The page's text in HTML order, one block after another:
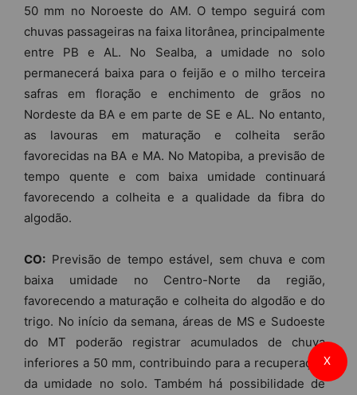
50 mm no Noroeste do AM. O tempo seguirá com
chuvas passageiras na faixa litorânea, principalmente
entre PB e AL. No Sealba, a umidade no solo
permanecerá baixa para o feijão e o milho terceira
safras em floração e enchimento de grãos no
Nordeste da BA e em parte de SE e AL. No entanto,
as lavouras em maturação e colheita serão
favorecidas na BA e MA. No Matopiba, a previsão de
tempo quente e com baixa umidade continuará
favorecendo a colheita e a qualidade da fibra do
algodão.
CO: Previsão de tempo estável, sem chuva e com
baixa umidade no Centro-Norte da região,
favorecendo a maturação e colheita do algodão e do
trigo. No início da semana, áreas de MS e Sudoeste
do MT poderão registrar acumulados de chuva
inferiores a 50 mm, contribuindo para a recuperação
da umidade no solo. Também há possibilidade de
X